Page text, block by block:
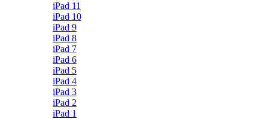
iPad 11
iPad 10
iPad 9
iPad 8
iPad 7
iPad 6
iPad 5
iPad 4
iPad 3
iPad 2
iPad 1